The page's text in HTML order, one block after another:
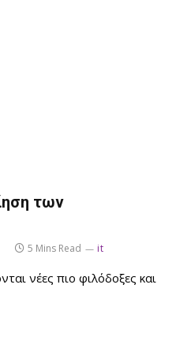
των
5 Mins Read it
νέες πιο φιλόδοξες και